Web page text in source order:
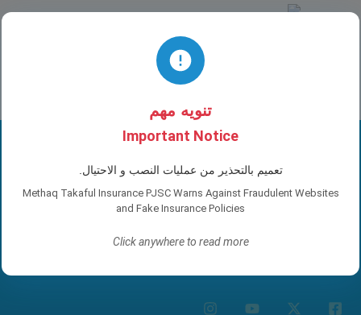
تنويه مهم
Important Notice
تعميم بالتحذير من عمليات النصب و الاحتيال.
Methaq Takaful Insurance PJSC Warns Against Fraudulent Websites
and Fake Insurance Policies
Click anywhere to read more